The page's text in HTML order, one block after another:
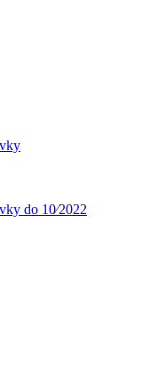
do 10⁄2022